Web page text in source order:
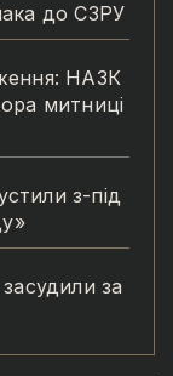
до СЗРУ
НАЗК
митниці
з-під
за